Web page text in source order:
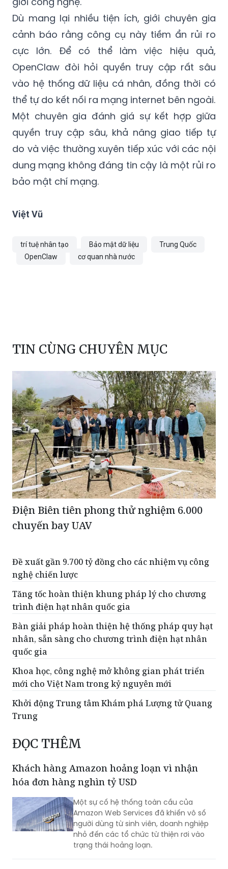
cảnh báo rằng công cụ này tiềm ẩn rủi ro
cực lớn. Để có thể làm việc hiệu quả,
OpenClaw đòi hỏi quyền truy cập rất sâu
vào hệ thống dữ liệu cá nhân, đồng thời có
thể tự do kết nối ra mạng internet bên ngoài.
Một chuyên gia đánh giá sự kết hợp giữa
quyền truy cập sâu, khả năng giao tiếp tự
do và việc thường xuyên tiếp xúc với các nội
dung mạng không đáng tin cậy là một rủi ro
bảo mật chí mạng.
Việt Vũ
trí tuệ nhân tạo
Điện Biên tiên phong thử nghiệm 6.000
chuyến bay UAV
Đề xuất gần 9.700 tỷ đồng cho các nhiệm vụ công
Tăng tốc hoàn thiện khung pháp lý cho chương
trình điện hạt nhân quốc gia
Bàn giải pháp hoàn thiện hệ thống pháp quy hạt
nhân, sẵn sàng cho chương trình điện hạt nhân
quốc gia
Khoa học, công nghệ mở không gian phát triển
mới cho Việt Nam trong kỷ nguyên mới
Khởi động Trung tâm Khám phá Lượng tử Quang
Trung
ĐỌC THÊM
Khách hàng Amazon hoảng loạn vì nhận
Một sự cố hệ thống toàn cầu của
Amazon Web Services đã khiến vô số
người dùng từ sinh viên, doanh nghiệp
nhỏ đến các tổ chức từ thiện rơi vào
trạng thái hoảng loạn.
Quốc gia EU đầu tiên cấm trẻ em dưới 15